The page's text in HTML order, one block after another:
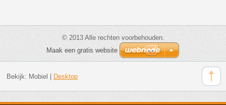
© 2013 Alle rechten voorbehouden.
Maak een gratis website
Bekijk: Mobiel Desktop